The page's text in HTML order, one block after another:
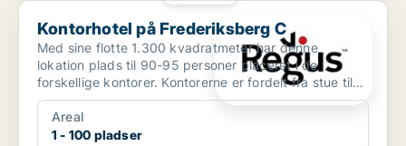
Kontorhotel på Frederiksberg C
Kontorhotel på Frederiksberg C
Med sine flotte 1.300 kvadratmeter har denne
lokation plads til 90-95 personer placeret i de
forskellige kontorer. Kontorerne er fordelt fra stue til
3.sal, ...
Areal
1 - 100 pladser